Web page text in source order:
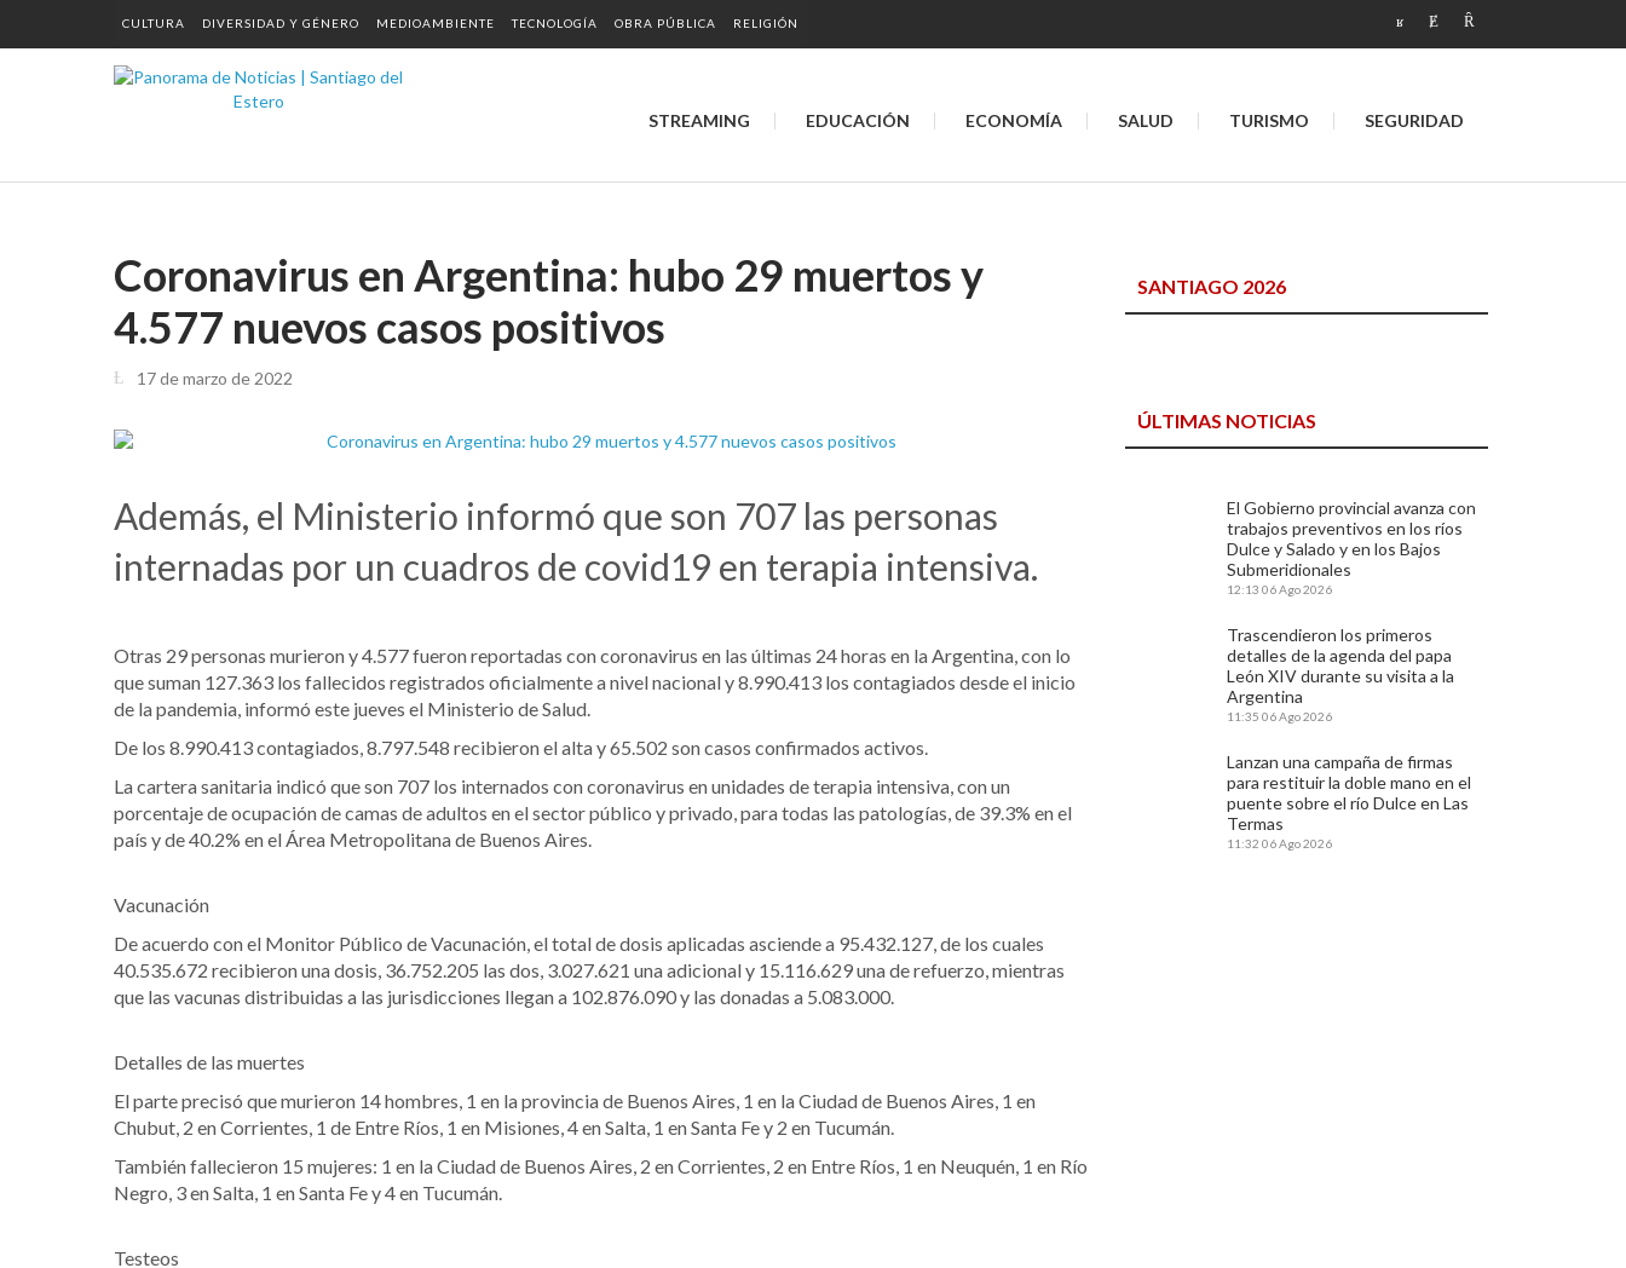
CULTURA DIVERSIDAD Y GÉNERO MEDIOAMBIENTE TECNOLOGÍA OBRA PÚBLICA RELIGIÓN
STREAMING EDUCACIÓN ECONOMÍA SALUD TURISMO SEGURIDAD
Coronavirus en Argentina: hubo 29 muertos y
4.577 nuevos casos positivos
17 de marzo de 2022
Además, el Ministerio informó que son 707 las personas
internadas por un cuadros de covid19 en terapia intensiva.
Otras 29 personas murieron y 4.577 fueron reportadas con coronavirus en las últimas 24 horas en la Argentina, con lo
que suman 127.363 los fallecidos registrados oficialmente a nivel nacional y 8.990.413 los contagiados desde el inicio
de la pandemia, informó este jueves el Ministerio de Salud.
De los 8.990.413 contagiados, 8.797.548 recibieron el alta y 65.502 son casos confirmados activos.
La cartera sanitaria indicó que son 707 los internados con coronavirus en unidades de terapia intensiva, con un
porcentaje de ocupación de camas de adultos en el sector público y privado, para todas las patologías, de 39.3% en el
país y de 40.2% en el Área Metropolitana de Buenos Aires.
Vacunación
De acuerdo con el Monitor Público de Vacunación, el total de dosis aplicadas asciende a 95.432.127, de los cuales
40.535.672 recibieron una dosis, 36.752.205 las dos, 3.027.621 una adicional y 15.116.629 una de refuerzo, mientras
que las vacunas distribuidas a las jurisdicciones llegan a 102.876.090 y las donadas a 5.083.000.
Detalles de las muertes
El parte precisó que murieron 14 hombres, 1 en la provincia de Buenos Aires, 1 en la Ciudad de Buenos Aires, 1 en
Chubut, 2 en Corrientes, 1 de Entre Ríos, 1 en Misiones, 4 en Salta, 1 en Santa Fe y 2 en Tucumán.
También fallecieron 15 mujeres: 1 en la Ciudad de Buenos Aires, 2 en Corrientes, 2 en Entre Ríos, 1 en Neuquén, 1 en Río
Negro, 3 en Salta, 1 en Santa Fe y 4 en Tucumán.
Testeos
SANTIAGO 2026
ÚLTIMAS NOTICIAS
El Gobierno provincial avanza con
trabajos preventivos en los ríos
Dulce y Salado y en los Bajos
Submeridionales
12:13 06 Ago 2026
Trascendieron los primeros
detalles de la agenda del papa
León XIV durante su visita a la
Argentina
11:35 06 Ago 2026
Lanzan una campaña de firmas
para restituir la doble mano en el
puente sobre el río Dulce en Las
Termas
11:32 06 Ago 2026